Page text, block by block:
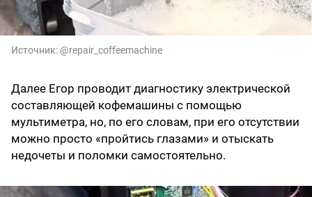
Источник: @repair_coffeemachine
Далее Егор проводит диагностику электрической
составляющей кофемашины с помощью
мультиметра, но, по его словам, при его отсутствии
можно просто «пройтись глазами» и отыскать
недочеты и поломки самостоятельно.